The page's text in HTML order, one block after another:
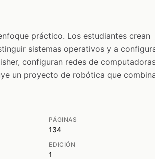
práctico. Los estudiantes crean
sistemas operativos y a
configuran redes de
un proyecto de robótica que combina
PÁGINAS
134
EDICIÓN
1